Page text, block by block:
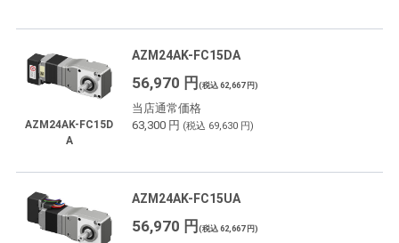
AZM24AK-FC15D
A
AZM24AK-FC15DA
56,970 円 (税込 62,667 円)
当店通常価格
63,300 円 (税込 69,630 円)
AZM24AK-FC15UA
56,970 円 (税込 62,667 円)